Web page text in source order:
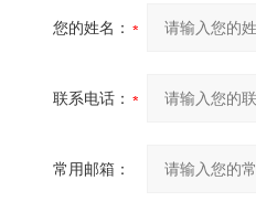
您的姓名：
联系电话：
常用邮箱：